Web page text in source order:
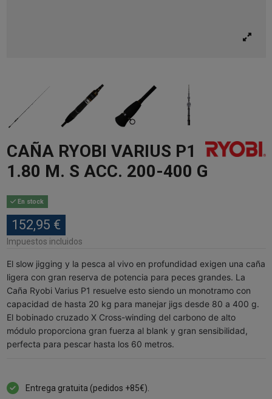
CAÑA RYOBI VARIUS P1
1.80 M. S ACC. 200-400 G
En stock
152,95 €
Impuestos incluidos
El slow jigging y la pesca al vivo en profundidad exigen una caña
ligera con gran reserva de potencia para peces grandes. La
Caña Ryobi Varius P1 resuelve esto siendo un monotramo con
capacidad de hasta 20 kg para manejar jigs desde 80 a 400 g.
El bobinado cruzado X Cross-winding del carbono de alto
módulo proporciona gran fuerza al blank y gran sensibilidad,
perfecta para pescar hasta los 60 metros.
Entrega gratuita (pedidos +85€).